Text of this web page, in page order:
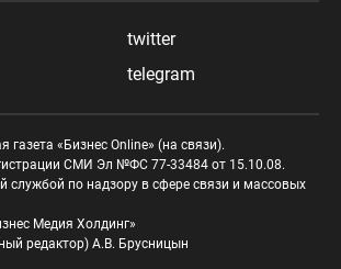
twitter
telegram
газета «Бизнес Online» (на связи).
СМИ Эл №ФС 77-33484 от 15.10.08.
службой по надзору в сфере связи и массовых
Медия Холдинг»
редактор) А.В. Брусницын